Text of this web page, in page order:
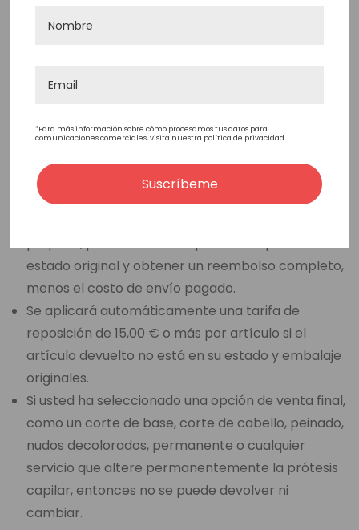
Tarifa de envío base de 45 euros
Mercancía
Protesis capilares listas para usarse en stock :
Tiene 30 días a partir de la fecha de recepción de
paquete, para devolver su prótesis capilar en su
estado original y obtener un reembolso completo,
menos el costo de envío pagado.
Se aplicará automáticamente una tarifa de
reposición de 15,00 € o más por artículo si el
artículo devuelto no está en su estado y embalaje
originales.
Si usted ha seleccionado una opción de venta final,
como un corte de base, corte de cabello, peinado,
nudos decolorados, permanente o cualquier
servicio que altere permanentemente la prótesis
capilar, entonces no se puede devolver ni
cambiar.
*Para más información sobre cómo procesamos tus datos para
comunicaciones comerciales, visita nuestra política de privacidad.
Suscríbeme